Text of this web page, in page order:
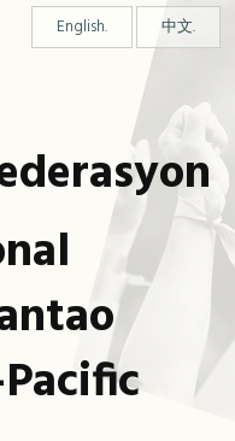
English. 中文.